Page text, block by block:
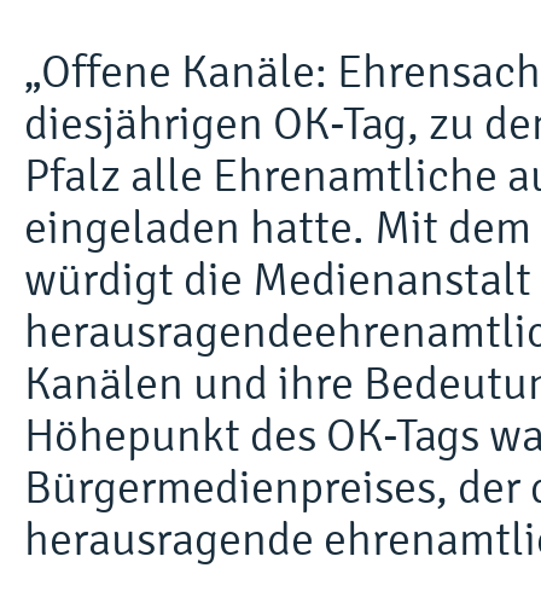
„Offene Kanäle:
diesjährigen OK-Tag, zu
Pfalz alle Ehrenamtliche
eingeladen hatte. Mit
würdigt die Medienanstalt
Kanälen und ihre
Höhepunkt des OK-Tags
Bürgermedienpreises,
herausragende